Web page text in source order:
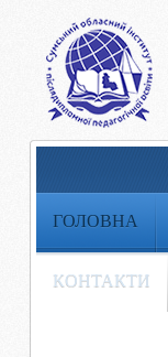
ГОЛОВНА
КОНТАКТИ